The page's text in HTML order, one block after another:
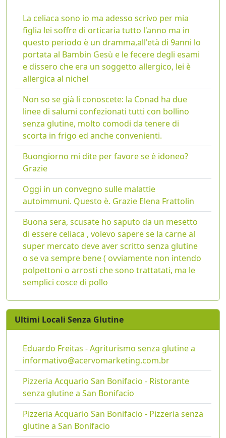
La celiaca sono io ma adesso scrivo per mia
figlia lei soffre di orticaria tutto l'anno ma in
questo periodo è un dramma,all'età di 9anni lo
portata al Bambin Gesù e le fecere degli esami
e dissero che era un soggetto allergico, lei è
allergica al nichel
Non so se già li conoscete: la Conad ha due
linee di salumi confezionati tutti con bollino
senza glutine, molto comodi da tenere di
scorta in frigo ed anche convenienti.
Buongiorno mi dite per favore se è idoneo?
Grazie
Oggi in un convegno sulle malattie
autoimmuni. Questo è. Grazie Elena Frattolin
Buona sera, scusate ho saputo da un mesetto
di essere celiaca , volevo sapere se la carne al
super mercato deve aver scritto senza glutine
o se va sempre bene ( ovviamente non intendo
polpettoni o arrosti che sono trattatati, ma le
semplici cosce di pollo
Ultimi Locali Senza Glutine
Eduardo Freitas - Agriturismo senza glutine a
informativo@acervomarketing.com.br
Pizzeria Acquario San Bonifacio - Ristorante
senza glutine a San Bonifacio
Pizzeria Acquario San Bonifacio - Pizzeria senza
glutine a San Bonifacio